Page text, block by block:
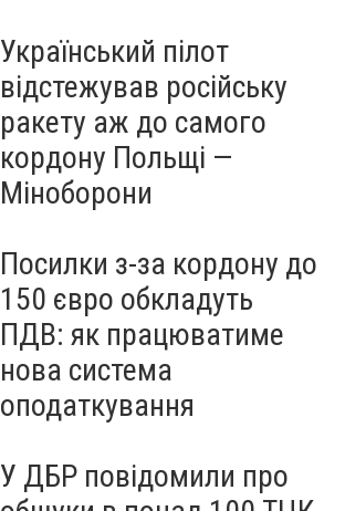
Український пілот
відстежував російську
ракету аж до самого
кордону Польщі —
Міноборони
Посилки з-за кордону до
150 євро обкладуть
ПДВ: як працюватиме
нова система
оподаткування
У ДБР повідомили про